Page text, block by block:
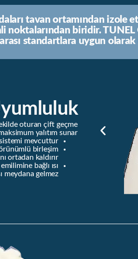
tavan ortamından izole
noktalarından biridir.
standartlara uygun
oturan çift geçme
yalıtım sunar.
mevcuttur.
birleşim
ortadan kaldırır.
bağlı ısı
meydana gelmez.